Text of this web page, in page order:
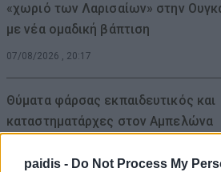
paidis - Do Not Process My
«χωριό των Λαρισαίων» στην
με νέα ομαδική βάπτιση
07/08/2026 , 20:17
Θύματα φάρσας εκπαιδευτικός και
καταστηματάρχες στον Αμπελώνα